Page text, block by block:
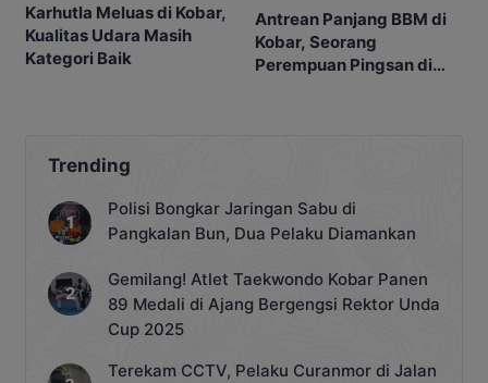
Karhutla Meluas di Kobar,
Kualitas Udara Masih
Kategori Baik
Antrean Panjang BBM di
Kobar, Seorang
Perempuan Pingsan di
Trending
Polisi Bongkar Jaringan Sabu di
Pangkalan Bun, Dua Pelaku Diamankan
Gemilang! Atlet Taekwondo Kobar Panen
89 Medali di Ajang Bergengsi Rektor Unda
Cup 2025
Terekam CCTV, Pelaku Curanmor di Jalan